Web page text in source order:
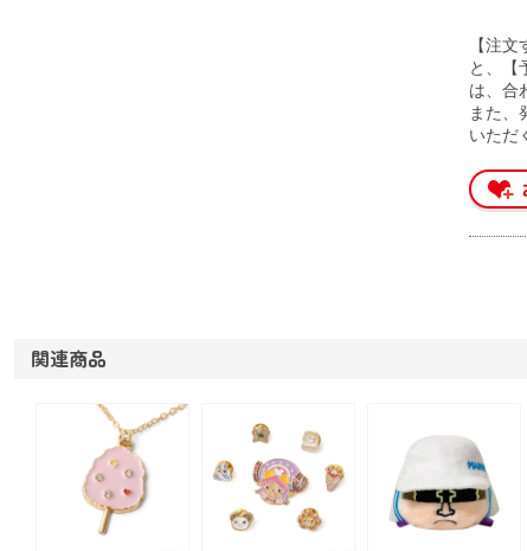
【注
と、【
は、合
また、
いただ
関連商品